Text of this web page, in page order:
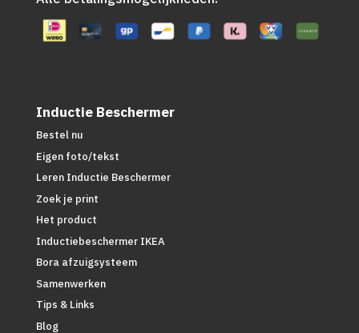
Inductie Beschermer
Bestel nu
Eigen foto/tekst
Leren Inductie Beschermer
Zoek je print
Het product
Inductiebeschermer IKEA
Bora afzuigsysteem
Samenwerken
Tips & Links
Blog